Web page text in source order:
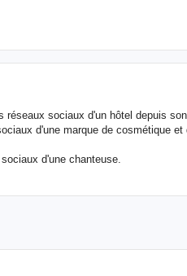
réseaux sociaux d'un hôtel depuis
d'une marque de cosmétique et
d'une chanteuse.